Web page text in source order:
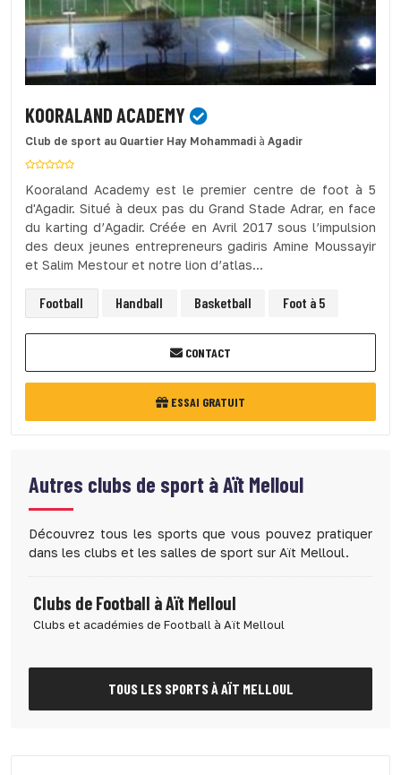
KOORALAND ACADEMY
Club de sport au Quartier Hay Mohammadi à Agadir
Kooraland Academy est le premier centre de foot à 5
d'Agadir. Situé à deux pas du Grand Stade Adrar, en face
du karting d’Agadir. Créée en Avril 2017 sous l’impulsion
des deux jeunes entrepreneurs gadiris Amine Moussayir
et Salim Mestour et notre lion d’atlas...
Football Handball Basketball Foot à 5
CONTACT
ESSAI GRATUIT
Autres clubs de sport àAït Melloul
Découvrez tous les sports que vous pouvez pratiquer
dans les clubs et les salles de sport sur Aït Melloul.
Clubs de Football à Aït Melloul
Clubs et académies de Football à Aït Melloul
TOUS LES SPORTS À AÏT MELLOUL